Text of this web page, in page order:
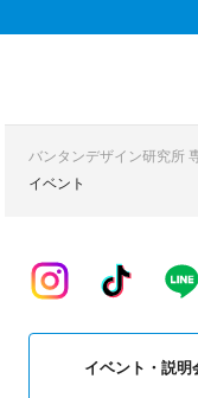
バンタンデザイン研究所
イベント
イベント・説明